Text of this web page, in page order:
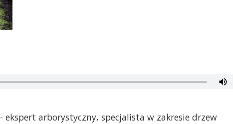
- ekspert arborystyczny, specjalista w zakresie drzew